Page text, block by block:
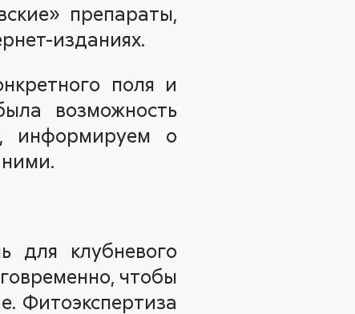
препараты,
изданиях.
поля и
возможность
информируем о
для клубневого
чтобы
Фитоэкспертиза